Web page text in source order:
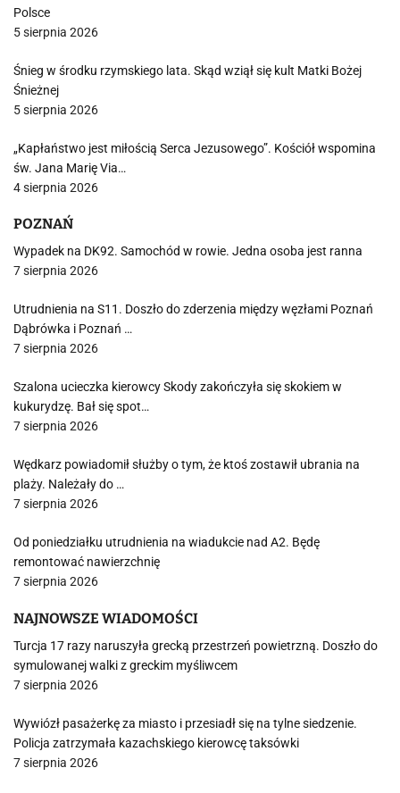
Polsce
5 sierpnia 2026
Śnieg w środku rzymskiego lata. Skąd wziął się kult Matki Bożej
Śnieżnej
5 sierpnia 2026
„Kapłaństwo jest miłością Serca Jezusowego”. Kościół wspomina
św. Jana Marię Via…
4 sierpnia 2026
POZNAŃ
Wypadek na DK92. Samochód w rowie. Jedna osoba jest ranna
7 sierpnia 2026
Utrudnienia na S11. Doszło do zderzenia między węzłami Poznań
Dąbrówka i Poznań …
7 sierpnia 2026
Szalona ucieczka kierowcy Skody zakończyła się skokiem w
kukurydzę. Bał się spot…
7 sierpnia 2026
Wędkarz powiadomił służby o tym, że ktoś zostawił ubrania na
plaży. Należały do …
7 sierpnia 2026
Od poniedziałku utrudnienia na wiadukcie nad A2. Będę
remontować nawierzchnię
7 sierpnia 2026
NAJNOWSZE WIADOMOŚCI
Turcja 17 razy naruszyła grecką przestrzeń powietrzną. Doszło do
symulowanej walki z greckim myśliwcem
7 sierpnia 2026
Wywiózł pasażerkę za miasto i przesiadł się na tylne siedzenie.
Policja zatrzymała kazachskiego kierowcę taksówki
7 sierpnia 2026